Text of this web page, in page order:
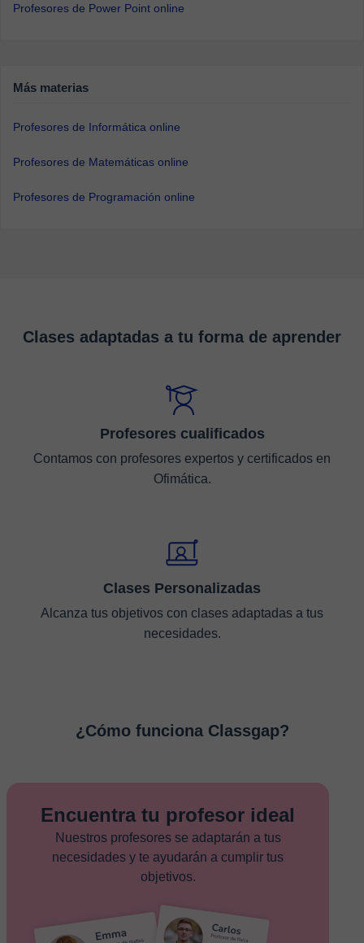
Profesores de Power Point online
Más materias
Profesores de Informática online
Profesores de Matemáticas online
Profesores de Programación online
Clases adaptadas a tu forma de aprender
Profesores cualificados
Contamos con profesores expertos y certificados en
Ofimática.
Clases Personalizadas
Alcanza tus objetivos con clases adaptadas a tus
necesidades.
¿Cómo funciona Classgap?
Encuentra tu profesor ideal
Nuestros profesores se adaptarán a tus
necesidades y te ayudarán a cumplir tus
objetivos.